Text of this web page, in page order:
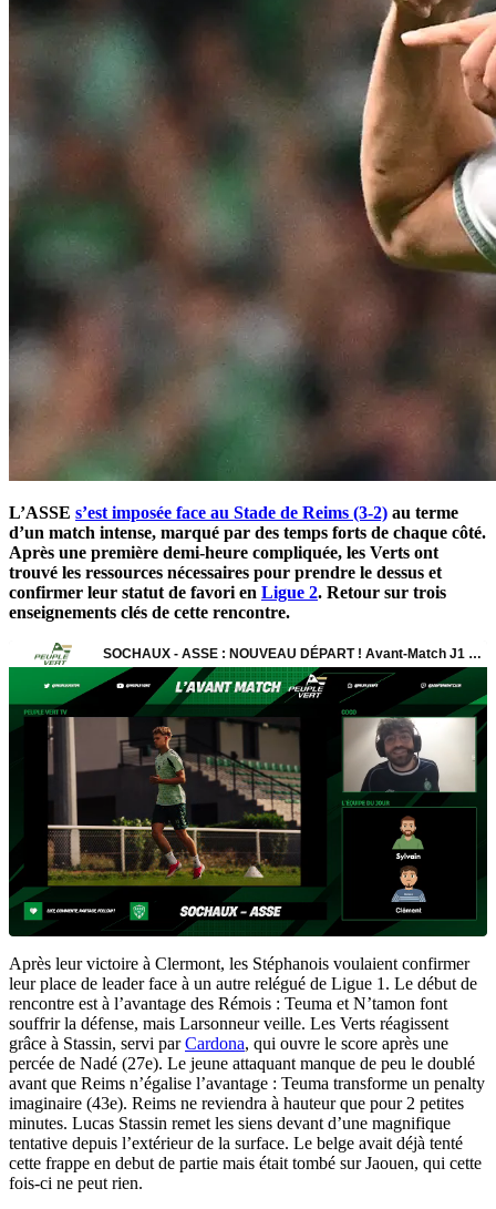
L’ASSE s’est imposée face au Stade de Reims (3-2) au terme
d’un match intense, marqué par des temps forts de chaque côté.
Après une première demi-heure compliquée, les Verts ont
trouvé les ressources nécessaires pour prendre le dessus et
confirmer leur statut de favori en Ligue 2. Retour sur trois
enseignements clés de cette rencontre.
Après leur victoire à Clermont, les Stéphanois voulaient confirmer
leur place de leader face à un autre relégué de Ligue 1. Le début de
rencontre est à l’avantage des Rémois : Teuma et N’tamon font
souffrir la défense, mais Larsonneur veille. Les Verts réagissent
grâce à Stassin, servi parCardona, qui ouvre le score après une
percée de Nadé (27e). Le jeune attaquant manque de peu le doublé
avant que Reims n’égalise l’avantage : Teuma transforme un penalty
imaginaire (43e). Reims ne reviendra à hauteur que pour 2 petites
minutes. Lucas Stassin remet les siens devant d’une magnifique
tentative depuis l’extérieur de la surface. Le belge avait déjà tenté
cette frappe en debut de partie mais était tombé sur Jaouen, qui cette
fois-ci ne peut rien.